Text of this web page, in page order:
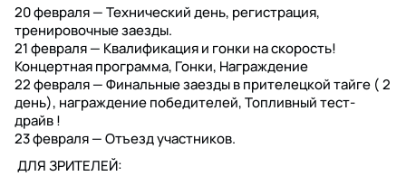
20 февраля — Технический день, регистрация,
тренировочные заезды.
21 февраля — Квалификация и гонки на скорость!
Концертная программа, Гонки, Награждение
22 февраля — Финальные заезды в прителецкой тайге ( 2
день), награждение победителей, Топливный тест-
драйв !
23 февраля — Отъезд участников.
ДЛЯ ЗРИТЕЛЕЙ: